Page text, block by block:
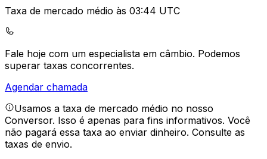
Taxa de mercado médio às 03:44 UTC
Fale hoje com um especialista em câmbio. Podemos
superar taxas concorrentes.
Agendar chamada
Usamos a taxa de mercado médio no nosso
Conversor. Isso é apenas para fins informativos. Você
não pagará essa taxa ao enviar dinheiro. Consulte as
taxas de envio.